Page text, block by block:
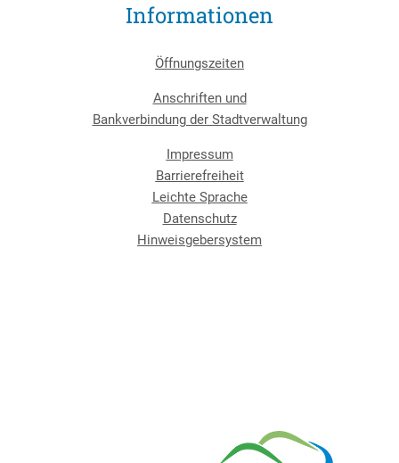
Informationen
Öffnungszeiten
Anschriften und
Bankverbindung der Stadtverwaltung
Impressum
Barrierefreiheit
Leichte Sprache
Datenschutz
Hinweisgebersystem